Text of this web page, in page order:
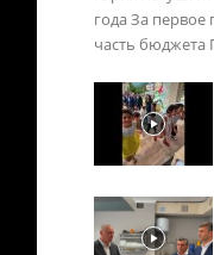
года За первое
часть бюджета